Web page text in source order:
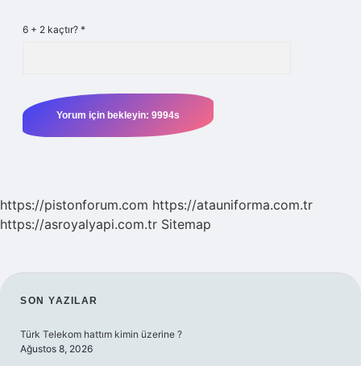
6 + 2 kaçtır? *
https://pistonforum.com https://atauniforma.com.tr
https://asroyalyapi.com.tr Sitemap
SIDEBAR
SON YAZILAR
Türk Telekom hattım kimin üzerine ?
Ağustos 8, 2026